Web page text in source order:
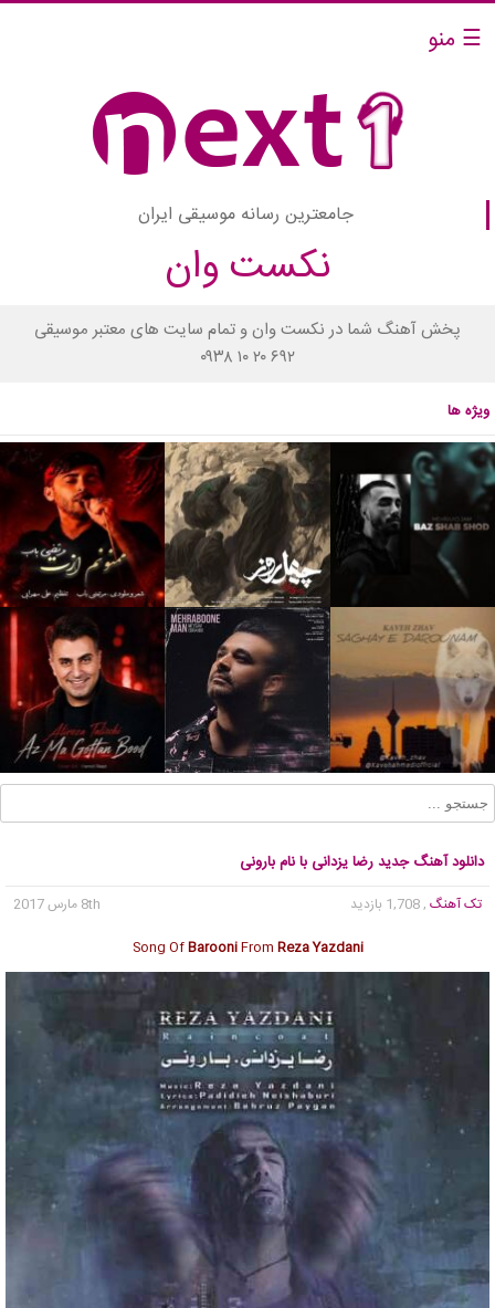
☰ منو
جامعترین رسانه موسیقی ایران
نکست وان
پخش آهنگ شما در نکست وان و تمام سایت های معتبر موسیقی
۰۹۳۸ ۱۰ ۲۰ ۶۹۲
ویژه ها
دانلود آهنگ جدید رضا یزدانی با نام بارونی
تک آهنگ , 1,708 بازدید
8th مارس 2017
Song OfBarooniFrom Reza Yazdani